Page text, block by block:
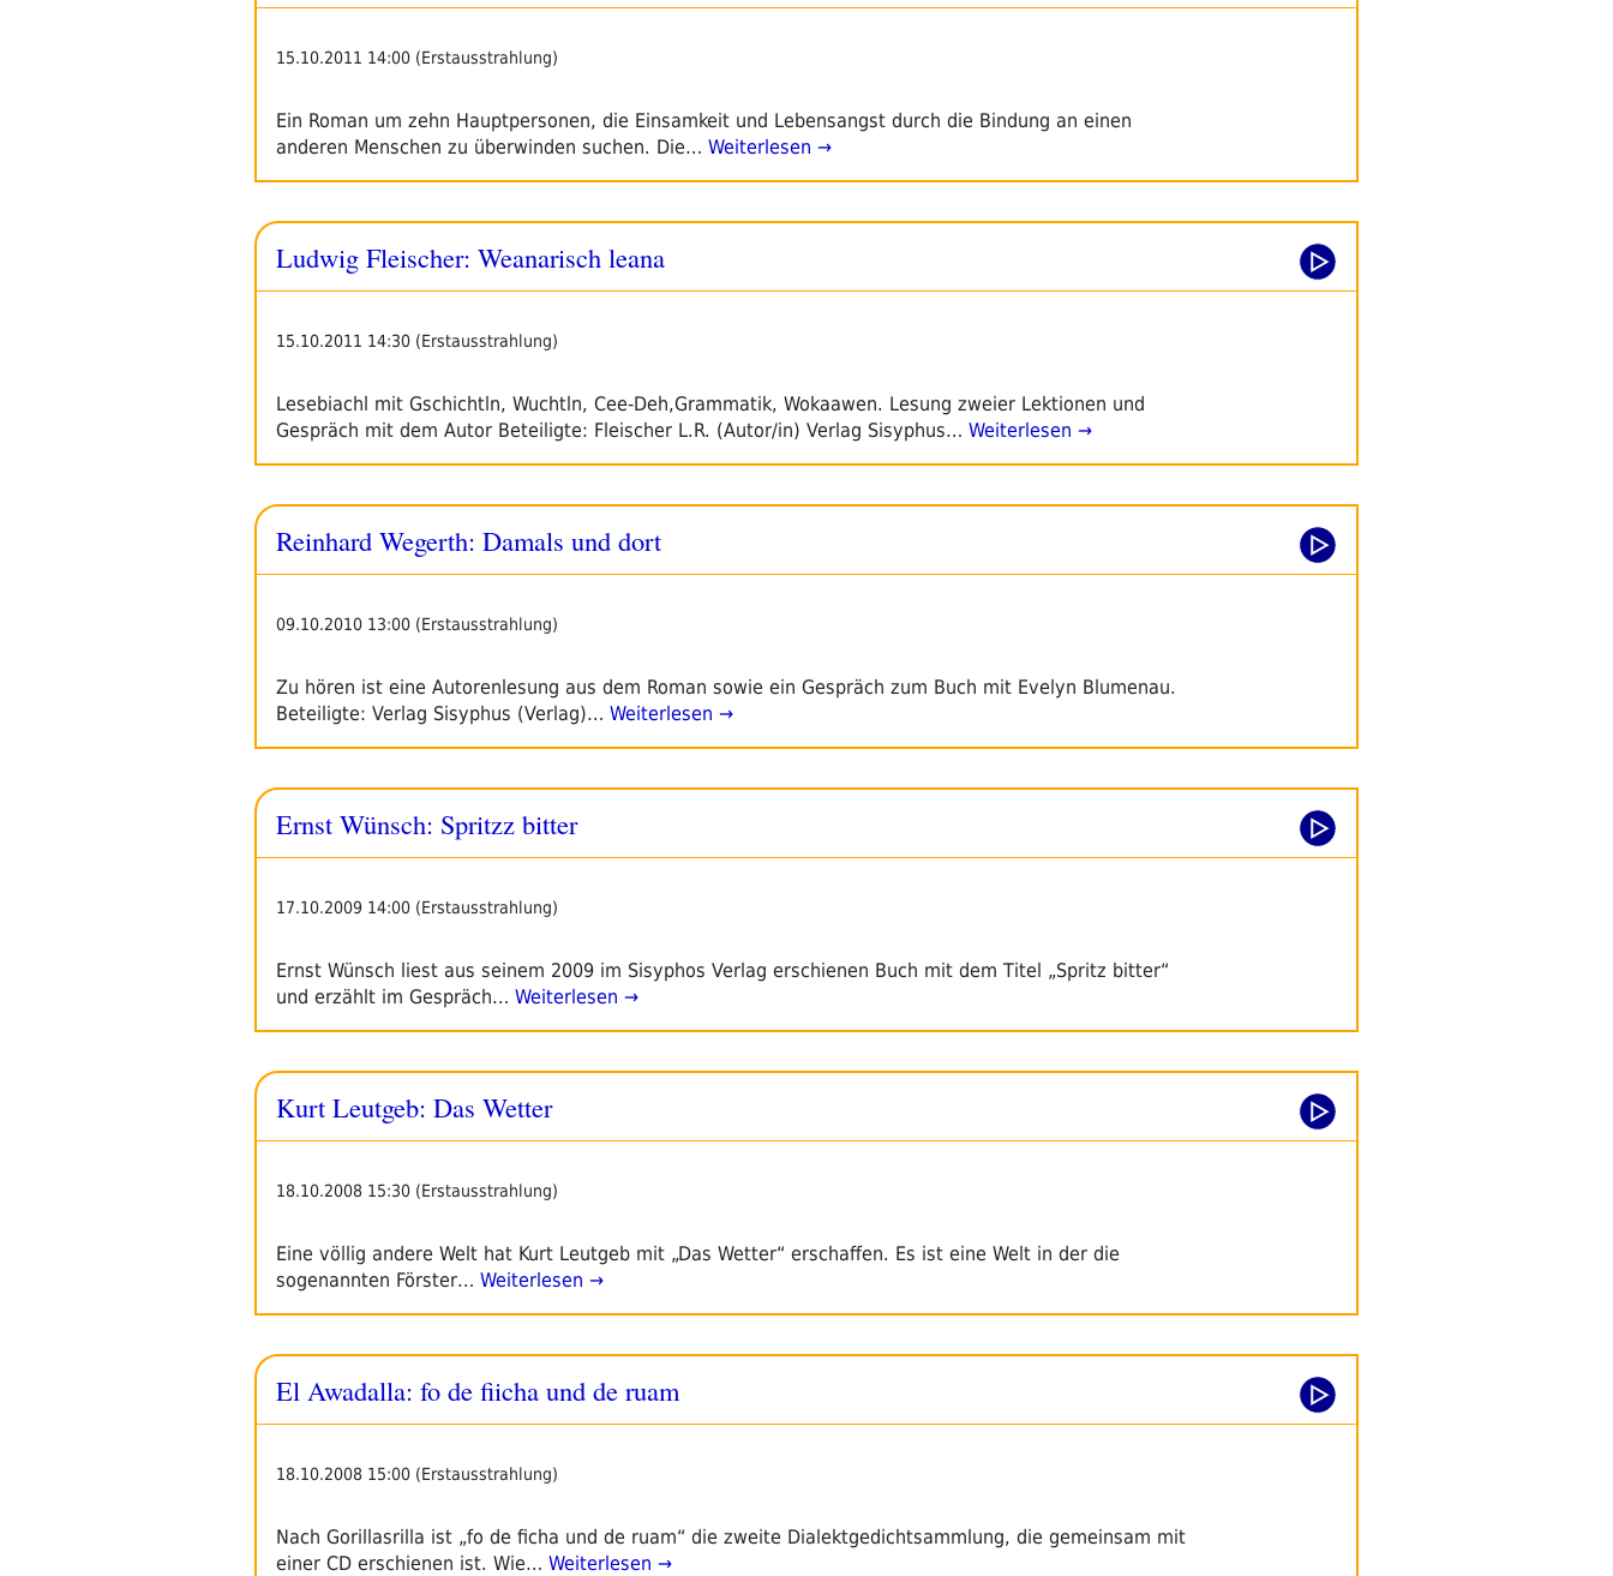
15.10.2011 14:00 (Erstausstrahlung)
Ein Roman um zehn Hauptpersonen, die Einsamkeit und Lebensangst durch die Bindung an einen
anderen Menschen zu überwinden suchen. Die… Weiterlesen →
Ludwig Fleischer: Weanarisch leana
15.10.2011 14:30 (Erstausstrahlung)
Lesebiachl mit Gschichtln, Wuchtln, Cee-Deh,Grammatik, Wokaawen. Lesung zweier Lektionen und
Gespräch mit dem Autor Beteiligte: Fleischer L.R. (Autor/in) Verlag Sisyphus… Weiterlesen →
Reinhard Wegerth: Damals und dort
09.10.2010 13:00 (Erstausstrahlung)
Zu hören ist eine Autorenlesung aus dem Roman sowie ein Gespräch zum Buch mit Evelyn Blumenau.
Beteiligte: Verlag Sisyphus (Verlag)… Weiterlesen →
Ernst Wünsch: Spritzz bitter
17.10.2009 14:00 (Erstausstrahlung)
Ernst Wünsch liest aus seinem 2009 im Sisyphos Verlag erschienen Buch mit dem Titel „Spritz bitter“
und erzählt im Gespräch… Weiterlesen →
Kurt Leutgeb: Das Wetter
18.10.2008 15:30 (Erstausstrahlung)
Eine völlig andere Welt hat Kurt Leutgeb mit „Das Wetter“ erschaffen. Es ist eine Welt in der die
sogenannten Förster… Weiterlesen →
El Awadalla: fo de fiicha und de ruam
18.10.2008 15:00 (Erstausstrahlung)
Nach Gorillasrilla ist „fo de ficha und de ruam“ die zweite Dialektgedichtsammlung, die gemeinsam mit
einer CD erschienen ist. Wie… Weiterlesen →